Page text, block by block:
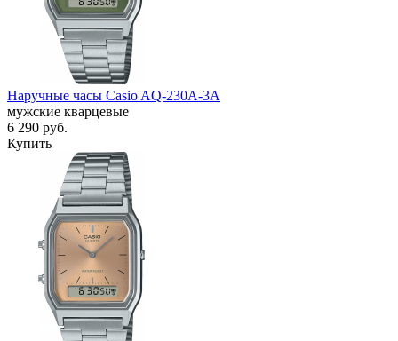
Наручные часы Casio AQ-230A-3A
мужские кварцевые
6 290 руб.
Купить